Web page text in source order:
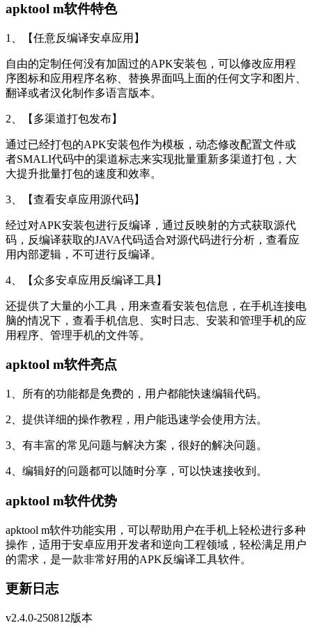
apktool m软件特色
1、【任意反编译安卓应用】
自由的定制任何没有加固过的APK安装包，可以修改应用程
序图标和应用程序名称、替换界面吗上面的任何文字和图片、
翻译或者汉化制作多语言版本。
2、【多渠道打包发布】
通过已经打包的APK安装包作为模板，动态修改配置文件或
者SMALI代码中的渠道标志来实现批量重新多渠道打包，大
大提升批量打包的速度和效率。
3、【查看安卓应用源代码】
经过对APK安装包进行反编译，通过反映射的方式获取源代
码，反编译获取的JAVA代码适合对源代码进行分析，查看应
用内部逻辑，不可进行反编译。
4、【众多安卓应用反编译工具】
还提供了大量的小工具，用来查看安装包信息，在手机连接电
脑的情况下，查看手机信息、实时日志、安装和管理手机的应
用程序、管理手机的文件等。
apktool m软件亮点
1、所有的功能都是免费的，用户都能快速编辑代码。
2、提供详细的操作教程，用户能迅速学会使用方法。
3、有丰富的常见问题与解决方案，很好的解决问题。
4、编辑好的问题都可以随时分享，可以快速接收到。
apktool m软件优势
apktool m软件功能实用，可以帮助用户在手机上轻松进行多种
操作，适用于安卓应用开发者和逆向工程领域，轻松满足用户
的需求，是一款非常好用的APK反编译工具软件。
更新日志
v2.4.0-250812版本